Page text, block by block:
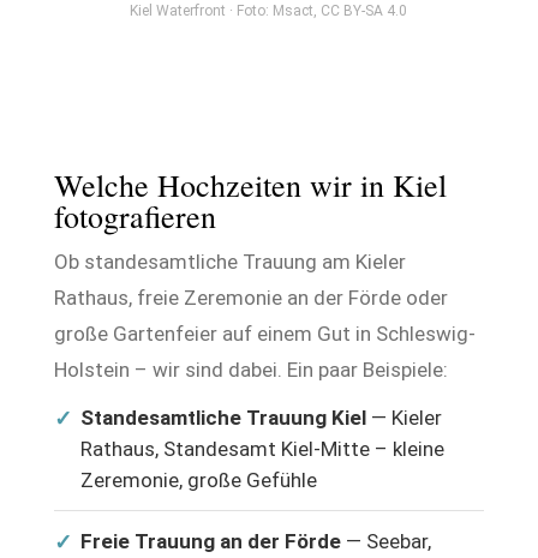
Kiel Waterfront · Foto: Msact, CC BY-SA 4.0
Welche Hochzeiten wir in Kiel
fotografieren
Ob standesamtliche Trauung am Kieler
Rathaus, freie Zeremonie an der Förde oder
große Gartenfeier auf einem Gut in Schleswig-
Holstein – wir sind dabei. Ein paar Beispiele:
✓ Standesamtliche Trauung Kiel— Kieler
Rathaus, Standesamt Kiel-Mitte – kleine
Zeremonie, große Gefühle
✓ Freie Trauung an der Förde— Seebar,